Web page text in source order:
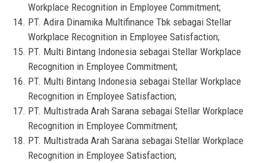
Workplace Recognition in Employee Commitment;
PT. Adira Dinamika Multifinance Tbk sebagai Stellar
Workplace Recognition in Employee Satisfaction;
PT. Multi Bintang Indonesia sebagai Stellar Workplace
Recognition in Employee Commitment;
PT. Multi Bintang Indonesia sebagai Stellar Workplace
Recognition in Employee Satisfaction;
PT. Multistrada Arah Sarana sebagai Stellar Workplace
Recognition in Employee Commitment;
PT. Multistrada Arah Sarana sebagai Stellar Workplace
Recognition in Employee Satisfaction;